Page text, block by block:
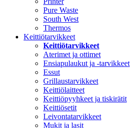
Pure Waste
South West
Thermos
Keittiötarvikkeet
Keittiötarvikkeet
Aterimet ja ottimet
Ensiapulaukut ja -tarvikkeet
Essut
Grillaustarvikkeet
Keittiölaitteet
Keittiöpyyhkeet ja tiskirätit
Keittiösetit
Leivontatarvikkeet
Mukit ja lasit